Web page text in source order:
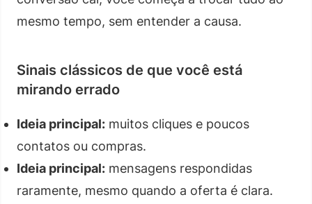
mesmo tempo, sem entender a causa.
Sinais clássicos de que você está
mirando errado
Ideia principal: muitos cliques e poucos
contatos ou compras.
Ideia principal: mensagens respondidas
raramente, mesmo quando a oferta é clara.